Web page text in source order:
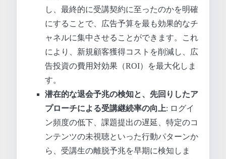
し、最終的に受講契約に至ったのかを明確
にすることで、広告予算を最も効果的なチ
ャネルに集中させることができます。これ
により、新規顧客獲得コストを削減し、広
告投資の費用対効果（ROI）を最大化しま
す。
潜在的な退会予兆の検知と、先回りしたア
プローチによる受講継続率の向上: ログイ
ン頻度の低下、課題提出の遅延、特定のコ
ンテンツの未視聴といった行動パターンか
ら、受講生の離脱予兆を早期に検知しま